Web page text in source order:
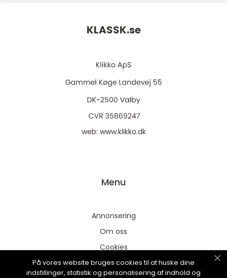
KLASSK.se
web: www.klikko.dk
Menu
Annonsering
Om oss
Cookies
Kontakta oss
På vores website bruges cookies til at huske dine
indstillinger, statistik og personalisering af indhold og